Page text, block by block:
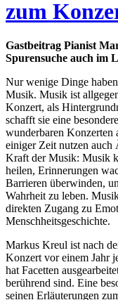
zum
Gastbeitrag Pianist
Spurensuche auch im
Nur wenige Dinge
Musik. Musik ist
Konzert, als
schafft sie eine
wunderbaren Konzerten
einiger Zeit nutzen auch
Kraft der Musik: Musik
heilen, Erinnerungen
Barrieren überwinden,
Wahrheit zu leben.
direkten Zugang zu
Menschheitsgeschichte.
Markus Kreul ist nach
Konzert vor einem Jahr
hat Facetten
berührend sind. Eine
seinen Erläuterungen